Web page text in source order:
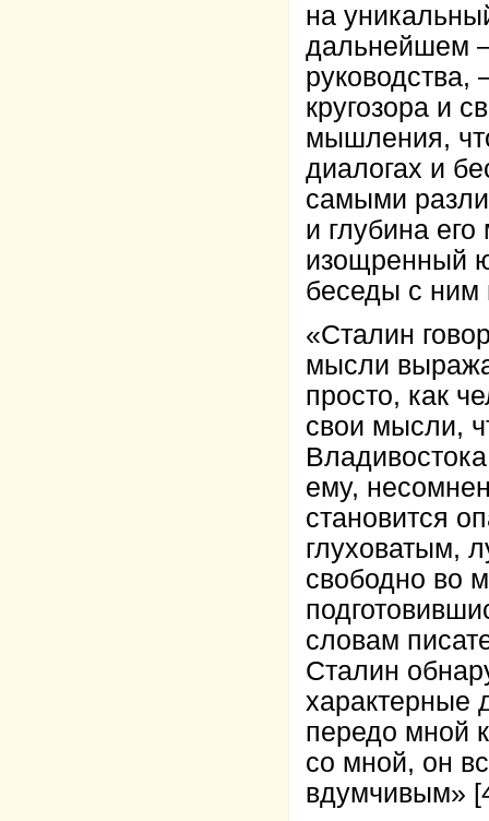
на
дальнейшем –
кругозора и
мышления,
диалогах и
самыми
и глубина
изощренный
беседы с ним
«Сталин
мысли
просто, как
свои мысли,
ему,
становится
глуховатым,
свободно во
словам
Сталин
характерные
передо мной
со мной, он
вдумчивым»